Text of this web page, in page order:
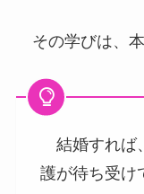
その学びは、本
結婚すれば
護が待ち受け